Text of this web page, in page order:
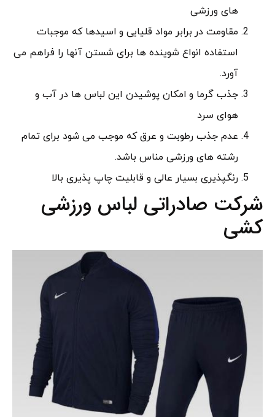
های ورزشی
مقاومت در برابر مواد قلیایی و اسیدها که موجبات
استفاده انواع شوینده ها برای شستن آنها را فراهم می
آورد.
جذب گرما و امکان پوشیدن این لباس ها در آب و
هوای سرد
عدم جذب رطوبت و عرق که موجب می شود برای تمام
رشته های ورزشی مناس باشد.
رنگپذیری بسیار عالی و قابلیت چاپ پذیری بالا
شرکت صادراتی لباس ورزشی
کشی